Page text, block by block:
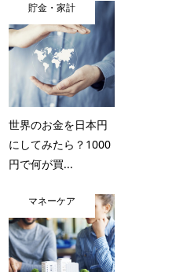
貯金・家計
世界のお金を日本円
にしてみたら？1000
円で何が買...
マネーケア